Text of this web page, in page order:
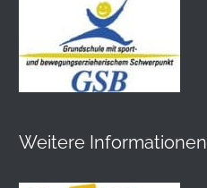
Weitere Informationen